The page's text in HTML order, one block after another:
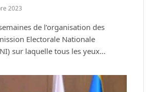
2023
de l’organisation des
Electorale Nationale
sur laquelle tous les yeux…